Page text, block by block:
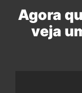
Agora
veja